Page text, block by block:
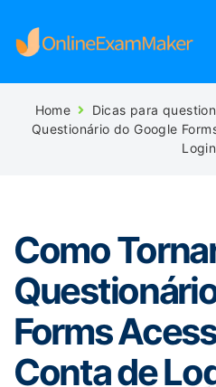
Home Dicas para
Questionário do Google
Como
Forms
Conta de